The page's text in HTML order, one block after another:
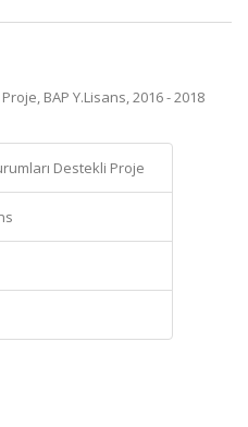
BAP Y.Lisans, 2016 - 2018
Destekli Proje